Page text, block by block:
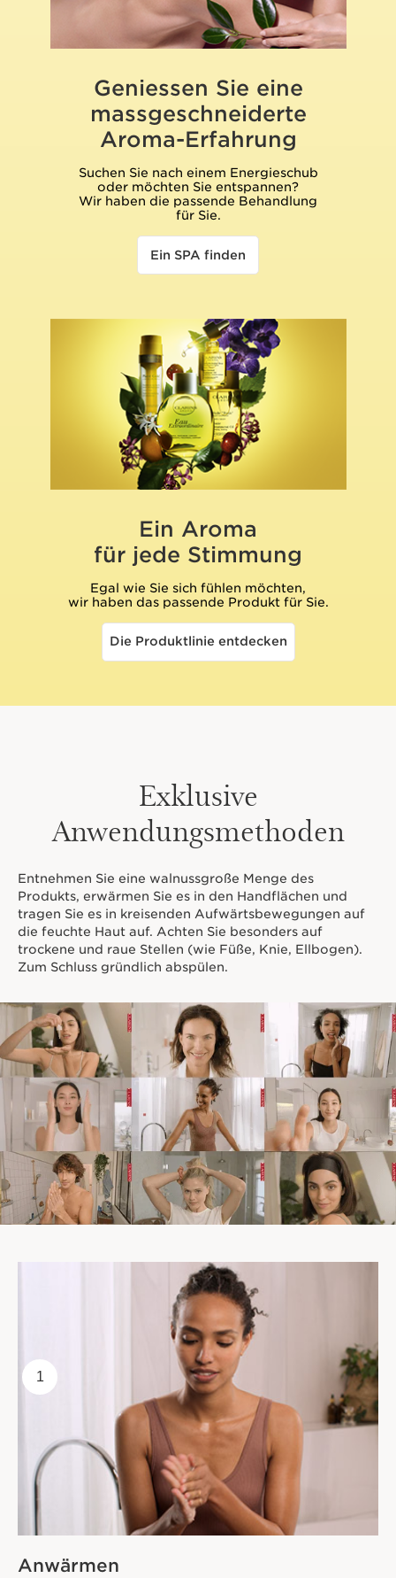
Geniessen Sie eine
massgeschneiderte
Aroma-Erfahrung
Suchen Sie nach einem Energieschub
oder möchten Sie entspannen?
Wir haben die passende Behandlung
für Sie.
Ein SPA finden
Ein Aroma
für jede Stimmung
Egal wie Sie sich fühlen möchten,
wir haben das passende Produkt für Sie.
Die Produktlinie entdecken
Exklusive
Anwendungsmethoden
Entnehmen Sie eine walnussgroße Menge des
Produkts, erwärmen Sie es in den Handflächen und
tragen Sie es in kreisenden Aufwärtsbewegungen auf
die feuchte Haut auf. Achten Sie besonders auf
trockene und raue Stellen (wie Füße, Knie, Ellbogen).
Zum Schluss gründlich abspülen.
1
Anwärmen